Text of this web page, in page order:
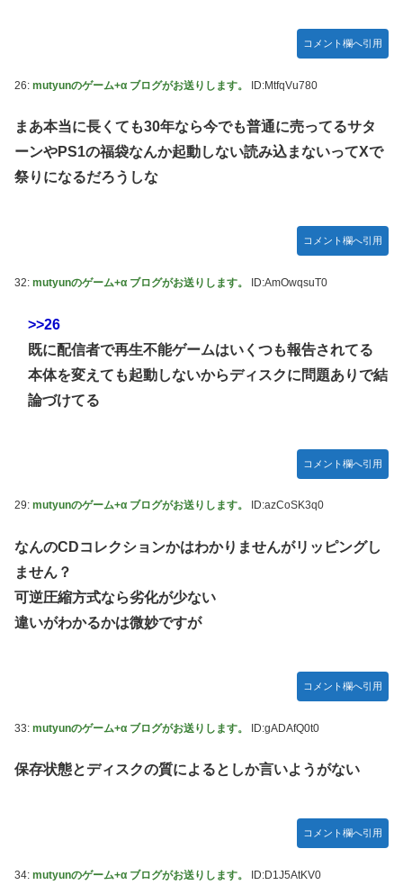
コメント欄へ引用
26: mutyunのゲーム+α ブログがお送りします。 ID:MtfqVu780
まあ本当に長くても30年なら今でも普通に売ってるサタ
ーンやPS1の福袋なんか起動しない読み込まないってXで
祭りになるだろうしな
コメント欄へ引用
32: mutyunのゲーム+α ブログがお送りします。 ID:AmOwqsuT0
>>26
既に配信者で再生不能ゲームはいくつも報告されてる
本体を変えても起動しないからディスクに問題ありで結
論づけてる
コメント欄へ引用
29: mutyunのゲーム+α ブログがお送りします。 ID:azCoSK3q0
なんのCDコレクションかはわかりませんがリッピングし
ません？
可逆圧縮方式なら劣化が少ない
違いがわかるかは微妙ですが
コメント欄へ引用
33: mutyunのゲーム+α ブログがお送りします。 ID:gADAfQ0t0
保存状態とディスクの質によるとしか言いようがない
コメント欄へ引用
34: mutyunのゲーム+α ブログがお送りします。 ID:D1J5AtKV0